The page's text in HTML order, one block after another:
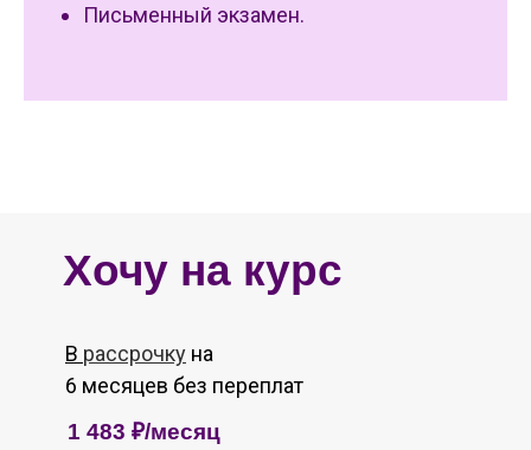
Письменный экзамен.
Хочу на курс
В рассрочку на
6 месяцев без переплат
1 483 ₽/месяц